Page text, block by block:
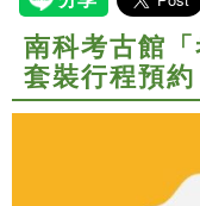
南科考古館
套裝行程預約